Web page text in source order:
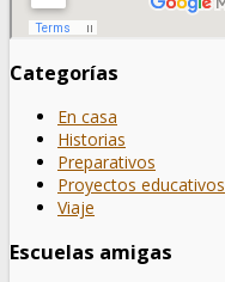
Categorías
En casa
Historias
Preparativos
Proyectos educativos
Viaje
Escuelas amigas